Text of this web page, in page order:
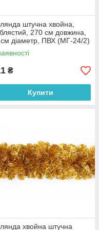
штучна хвойна,
270 см довжина,
діаметр, ПВХ (МГ-24/2)
₴
Купити
хвойна штучна